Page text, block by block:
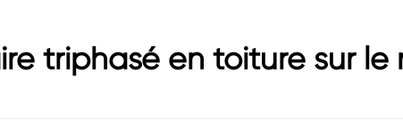
triphasé en toiture sur le